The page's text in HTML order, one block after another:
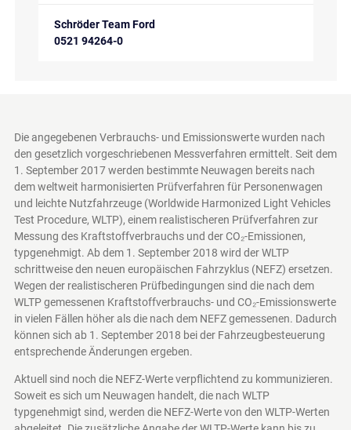
Schröder Team Ford
0521 94264-0
Die angegebenen Verbrauchs- und Emissionswerte wurden nach
den gesetzlich vorgeschriebenen Messverfahren ermittelt. Seit dem
1. September 2017 werden bestimmte Neuwagen bereits nach
dem weltweit harmonisierten Prüfverfahren für Personenwagen
und leichte Nutzfahrzeuge (Worldwide Harmonized Light Vehicles
Test Procedure, WLTP), einem realistischeren Prüfverfahren zur
Messung des Kraftstoffverbrauchs und der CO₂-Emissionen,
typgenehmigt. Ab dem 1. September 2018 wird der WLTP
schrittweise den neuen europäischen Fahrzyklus (NEFZ) ersetzen.
Wegen der realistischeren Prüfbedingungen sind die nach dem
WLTP gemessenen Kraftstoffverbrauchs- und CO₂-Emissionswerte
in vielen Fällen höher als die nach dem NEFZ gemessenen. Dadurch
können sich ab 1. September 2018 bei der Fahrzeugbesteuerung
entsprechende Änderungen ergeben.
Aktuell sind noch die NEFZ-Werte verpflichtend zu kommunizieren.
Soweit es sich um Neuwagen handelt, die nach WLTP
typgenehmigt sind, werden die NEFZ-Werte von den WLTP-Werten